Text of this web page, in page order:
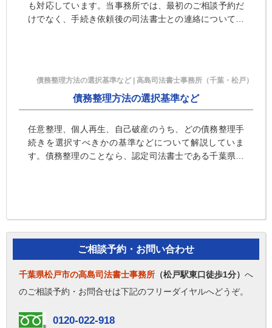
も対応しています。当事務所では、最初のご相談予約だ
けでなく、手続き依頼後の司法書士との連絡についても
債務整理方法の選択基準など | 高島司法書士事務所（千葉・松戸）
債務整理方法の選択基準など
任意整理、個人再生、自己破産のうち、どの債務整理手
続きを選択すべきかの基準などについて解説していま
す。債務整理のことなら、認定司法書士である千葉県松
ご相談予約・お問い合わせ
千葉県松戸市の高島司法書士事務所 （松戸駅東口徒歩1分） へ
のご相談予約・お問合せは下記のフリーダイヤルへどうぞ。
0120-022-918